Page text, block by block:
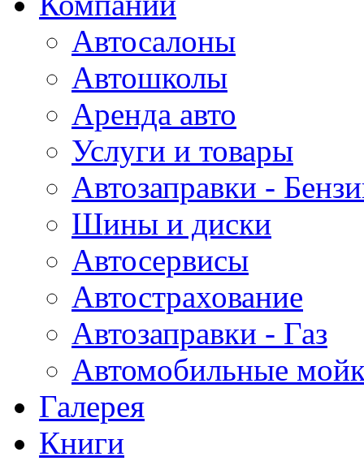
Автосалоны
Автошколы
Аренда авто
Услуги и товары
Автозаправки -
Шины и диски
Автосервисы
Автострахование
Автозаправки - Газ
Автомобильные
Галерея
Книги